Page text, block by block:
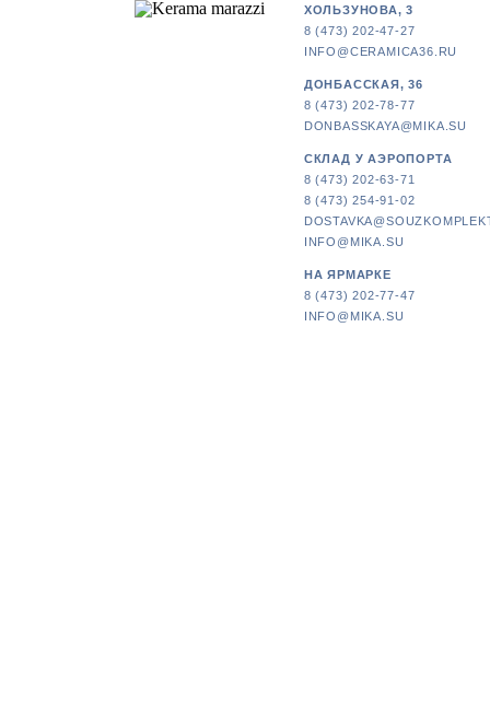
ХОЛЬЗУНОВА, 3
8 (473) 202-47-27
INFO@CERAMICA36.RU
ДОНБАССКАЯ, 36
8 (473) 202-78-77
DONBASSKAYA@MIKA.SU
СКЛАД У АЭРОПОРТА
8 (473) 202-63-71
8 (473) 254-91-02
INFO@MIKA.SU
НА ЯРМАРКЕ
8 (473) 202-77-47
INFO@MIKA.SU